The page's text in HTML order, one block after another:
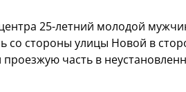
25-летний молодой
со стороны улицы Новой в
часть в